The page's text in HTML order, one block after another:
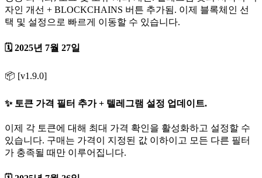
자인 개선 + BLOCKCHAINS 버튼 추가됨. 이제 블록체인 선
택 및 설정으로 빠르게 이동할 수 있습니다.
🗓️ 2025년 7월 27일
📦 [v1.9.0]
✨ 토큰 가격 필터 추가 + 텔레그램 설정 업데이트.
이제 각 토큰에 대해 최대 가격 확인을 활성화하고 설정할 수
있습니다. 구매는 가격이 지정된 값 이하이고 모든 다른 필터
가 충족될 때만 이루어집니다.